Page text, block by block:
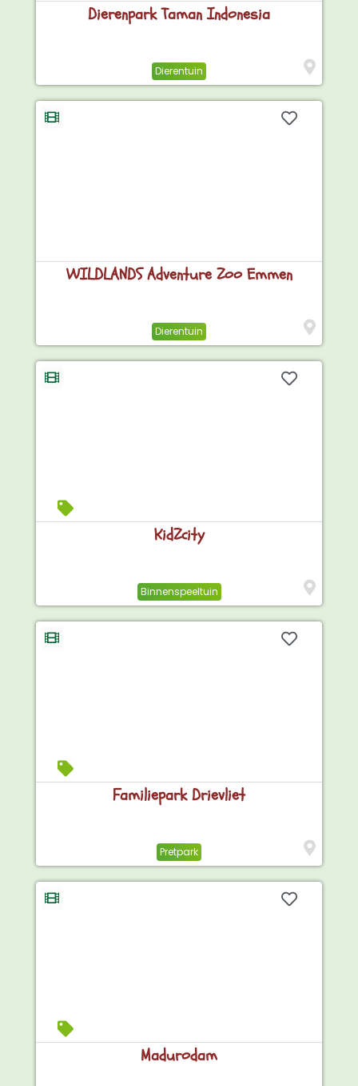
Dierenpark Taman Indonesia
Dierentuin
WILDLANDS Adventure Zoo Emmen
Dierentuin
KidZcity
Binnenspeeltuin
Familiepark Drievliet
Pretpark
Madurodam